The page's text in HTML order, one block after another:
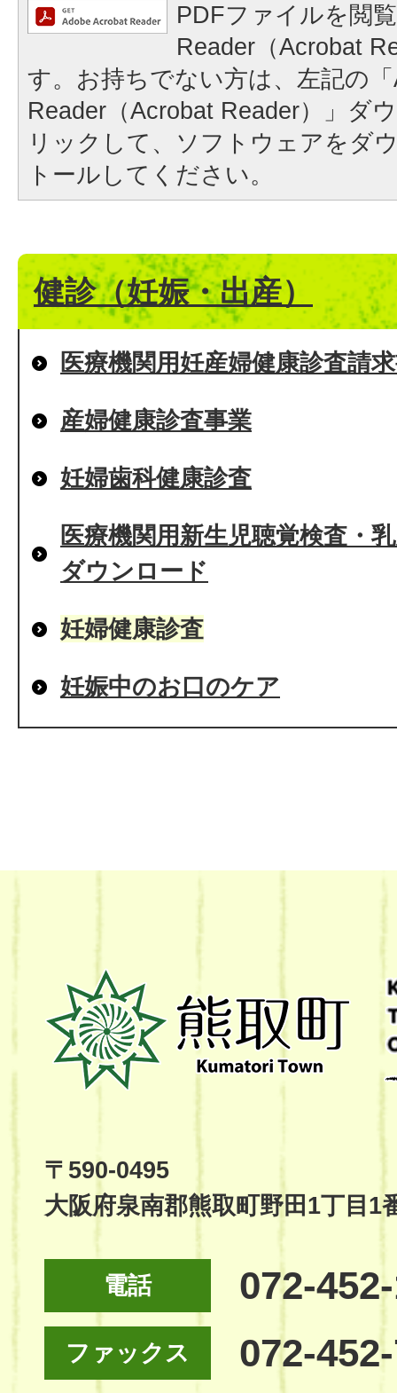
PDFファイルを閲
Reader（Acrobat
す。お持ちでない方は、左記の
Reader（Acrobat Reader）」ダ
リックして、ソフトウェアをダ
トールしてください。
健診（妊娠・出産）
医療機関用妊産婦健康診査請
産婦健康診査事業
妊婦歯科健康診査
医療機関用新生児聴覚検査・
ダウンロード
妊婦健康診査
妊娠中のお口のケア
熊
取
町
Kumatori
Site
〒590-0495
大阪府泉南郡熊取町野田1丁目1
電話 072-
ファックス 072-